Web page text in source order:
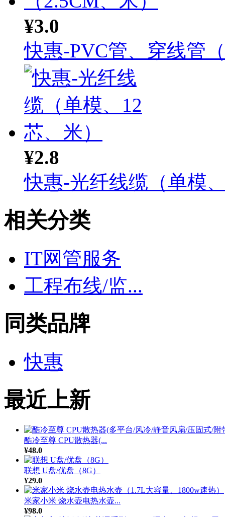
¥3.0
快惠-PVC管、穿线管
¥2.8
快惠-光纤线缆（单模
相关分类
IT网管服务
工程布线/监...
同类品牌
快惠
最近上新
酷冷至尊 CPU散热器(...
¥48.0
联想 U盘/优盘（8G）
¥29.0
米家小米 烧水壶电热水壶...
¥98.0